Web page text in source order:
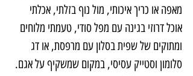
מאפה או כריך איכותי, מול נוף בזלתי, אכלתי
אוכל דרוזי בגינה עם מפל סודי, טעמתי מלוחים
ומתוקים של שפית בסלון עם מרפסת, או דג
סלומון וסטייק עסיסי, במקום שמשקיף על אגם.